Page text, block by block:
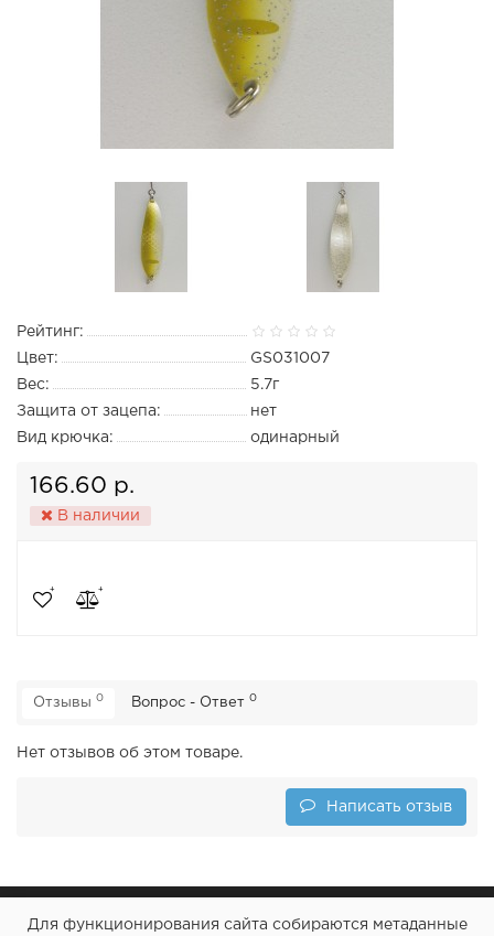
Рейтинг:
Цвет:
GS031007
Вес:
5.7г
Защита от зацепа:
нет
Вид крючка:
одинарный
166.60 р.
В наличии
Отзывы 0 Вопрос - Ответ 0
Нет отзывов об этом товаре.
Написать отзыв
Для функционирования сайта собираются метаданные